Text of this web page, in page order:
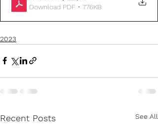
Download PDF • 776KB
2023
Recent Posts See All